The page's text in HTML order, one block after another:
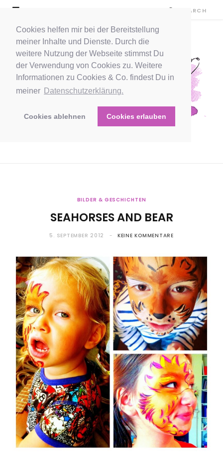
Cookies helfen mir bei der Bereitstellung
meiner Inhalte und Dienste. Durch die
weitere Nutzung der Webseite stimmst Du
der Verwendung von Cookies zu. Weitere
Informationen zu Cookies & Co. findest Du in
meiner Datenschutzerklärung.
Cookies ablehnen Cookies erlauben
BILDER & GESCHICHTEN
SEAHORSES AND BEAR
5. SEPTEMBER 2012 KEINE KOMMENTARE